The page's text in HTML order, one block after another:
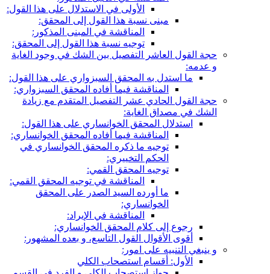
الأولى في الاستدلال على هذا القول:
مبنى نسبة هذا القول إلى المحقق:
المناقشة في المبنى المذكور:
توجيه نسبة هذا القول إلى المحقق:
حجة القول العاشر التفصيل بين الشك في وجود الغاية
و عدمه:
ما استدل به المحقق السبزواري على هذا القول:
المناقشة فيما أفاده المحقق السبزواري:
حجة القول الحادي عشر التفصيل المتقدم مع زيادة
الشك في مصداق الغاية:
استدلال المحقق الخوانساري على هذا القول:
المناقشة فيما أفاده المحقق الخوانساري:
توجيه ما ذكره المحقق الخوانساري في
الحكم التخييري:
توجيه المحقق القمي:
المناقشة في توجيه المحقق القمي:
ما أورده السيد الصدر على المحقق
الخوانساري:
المناقشة في الإيراد:
رجوع إلى كلام المحقق الخوانساري:
أقوى الأقوال القول التاسع، و بعده المشهور:
و ينبغي التنبيه على امور:
الأول: أقسام استصحاب الكلي